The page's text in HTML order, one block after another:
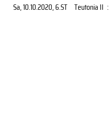
Sa, 10.10.2020, 6.ST Teutonia II :